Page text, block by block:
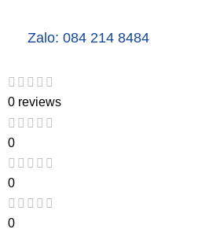
Zalo: 084 214 8484
0 reviews
0
0
0